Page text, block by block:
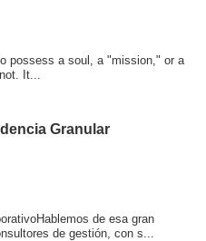
possess a soul, a "mission," or a
It...
Granular
de esa gran
de gestión, con s...